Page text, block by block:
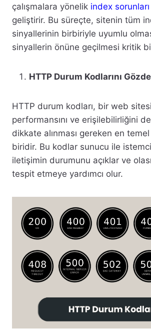
çalışmalara yönelik index sorunları
geliştirir. Bu süreçte, sitenin tüm
sinyallerinin birbiriyle uyumlu
sinyallerin önüne geçilmesi kritik
HTTP Durum Kodlarını
HTTP durum kodları, bir web
performansını ve erişilebilirliğini
dikkate alınması gereken en
biridir. Bu kodlar sunucu ile
iletişimin durumunu açıklar ve
tespit etmeye yardımcı olur.